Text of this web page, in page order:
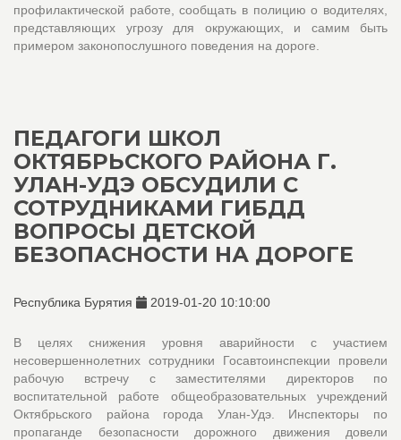
профилактической работе, сообщать в полицию о водителях,
представляющих угрозу для окружающих, и самим быть
примером законопослушного поведения на дороге.
ПЕДАГОГИ ШКОЛ
ОКТЯБРЬСКОГО РАЙОНА Г.
УЛАН-УДЭ ОБСУДИЛИ С
СОТРУДНИКАМИ ГИБДД
ВОПРОСЫ ДЕТСКОЙ
БЕЗОПАСНОСТИ НА ДОРОГЕ
Республика Бурятия 2019-01-20 10:10:00
В целях снижения уровня аварийности с участием
несовершеннолетних сотрудники Госавтоинспекции провели
рабочую встречу с заместителями директоров по
воспитательной работе общеобразовательных учреждений
Октябрьского района города Улан-Удэ. Инспекторы по
пропаганде безопасности дорожного движения довели